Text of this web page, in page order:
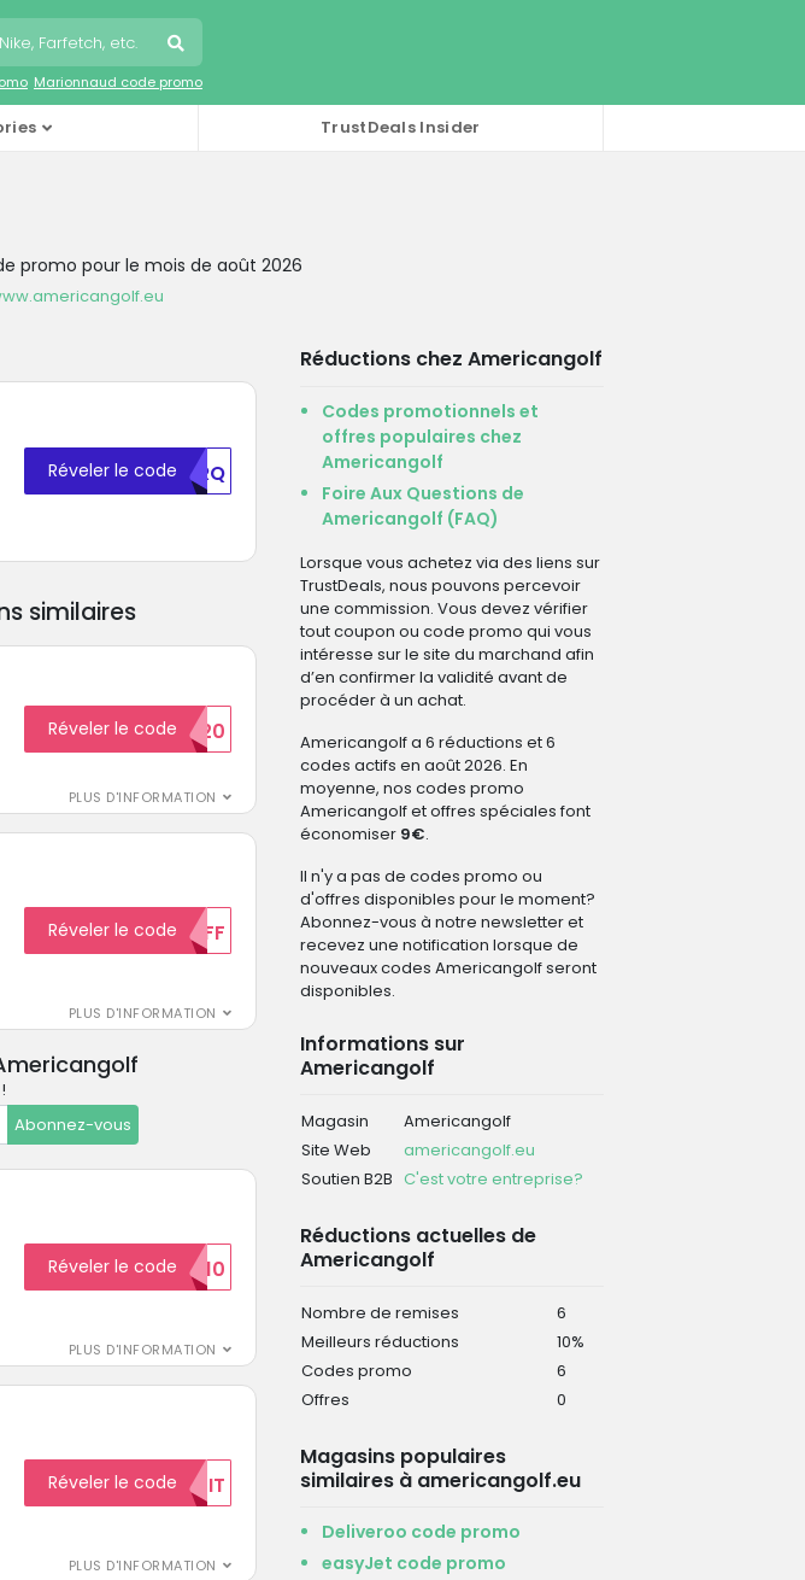
Marionnaud code promo
TrustDeals Insider
promo pour le mois de août 2026
Réveler le codeRVRQ
similaires
PLUS D'INFORMATION
Réveler le code
BIENVENUE20
PLUS D'INFORMATION
Réveler le code10%OFF
Abonnez-vous
PLUS D'INFORMATION
Réveler le code
REDUCTION10
PLUS D'INFORMATION
Réveler le codeGRATUIT
Réductions chez Americangolf
Codes promotionnels et
offres populaires chez
Americangolf
Foire Aux Questions de
Americangolf (FAQ)
Lorsque vous achetez via des liens sur
TrustDeals, nous pouvons percevoir
une commission. Vous devez vérifier
tout coupon ou code promo qui vous
intéresse sur le site du marchand afin
d’en confirmer la validité avant de
procéder à un achat.
Americangolf a 6 réductions et 6
codes actifs en août 2026. En
moyenne, nos codes promo
Americangolf et offres spéciales font
économiser 9€.
Il n'y a pas de codes promo ou
d'offres disponibles pour le moment?
Abonnez-vous à notre newsletter et
recevez une notification lorsque de
nouveaux codes Americangolf seront
disponibles.
Informations sur
Americangolf
Magasin
Americangolf
Site Web
americangolf.eu
Soutien B2B C'est votre entreprise?
Réductions actuelles de
Americangolf
Nombre de remises
6
Meilleurs réductions
10%
Codes promo
6
Offres
0
Magasins populaires
similaires à americangolf.eu
Deliveroo code promo
easyJet code promo